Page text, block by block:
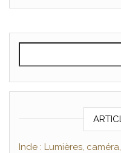
Inde : Lumières,